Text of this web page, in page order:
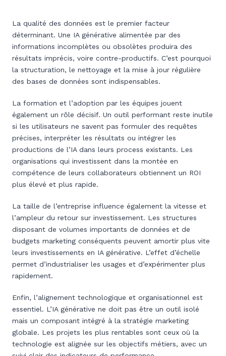
La qualité des données est le premier facteur
déterminant. Une IA générative alimentée par des
informations incomplètes ou obsolètes produira des
résultats imprécis, voire contre-productifs. C’est pourquoi
la structuration, le nettoyage et la mise à jour régulière
des bases de données sont indispensables.
La formation et l’adoption par les équipes jouent
également un rôle décisif. Un outil performant reste inutile
si les utilisateurs ne savent pas formuler des requêtes
précises, interpréter les résultats ou intégrer les
productions de l’IA dans leurs process existants. Les
organisations qui investissent dans la montée en
compétence de leurs collaborateurs obtiennent un ROI
plus élevé et plus rapide.
La taille de l’entreprise influence également la vitesse et
l’ampleur du retour sur investissement. Les structures
disposant de volumes importants de données et de
budgets marketing conséquents peuvent amortir plus vite
leurs investissements en IA générative. L’effet d’échelle
permet d’industrialiser les usages et d’expérimenter plus
rapidement.
Enfin, l’alignement technologique et organisationnel est
essentiel. L’IA générative ne doit pas être un outil isolé
mais un composant intégré à la stratégie marketing
globale. Les projets les plus rentables sont ceux où la
technologie est alignée sur les objectifs métiers, avec un